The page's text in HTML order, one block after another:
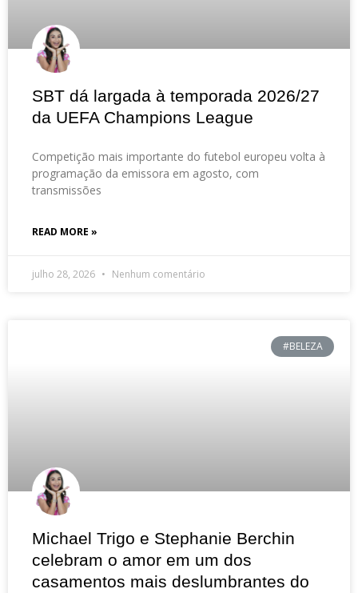
SBT dá largada à temporada 2026/27
da UEFA Champions League
Competição mais importante do futebol europeu volta à
programação da emissora em agosto, com
transmissões
READ MORE »
julho 28, 2026 Nenhum comentário
#BELEZA
Michael Trigo e Stephanie Berchin
celebram o amor em um dos
casamentos mais deslumbrantes do